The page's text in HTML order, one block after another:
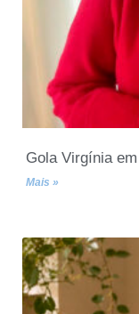
Gola Virgínia
Mais »